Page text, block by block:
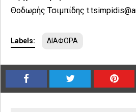
Θοδωρής Τσιμπίδης
Labels: ΔΙΑΦΟΡΑ